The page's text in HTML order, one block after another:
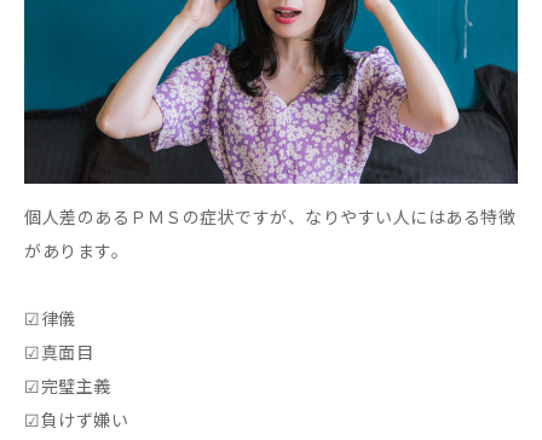
個人差のあるＰＭＳの症状ですが、なりやすい人にはある特徴
があります。
☑律儀
☑真面目
☑完璧主義
☑負けず嫌い